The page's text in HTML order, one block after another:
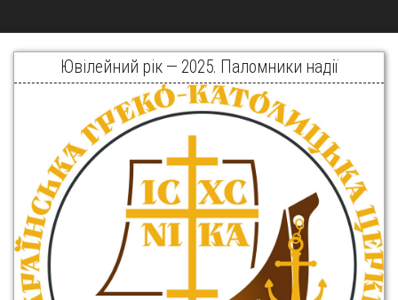
Ювілейний рік — 2025. Паломники надії